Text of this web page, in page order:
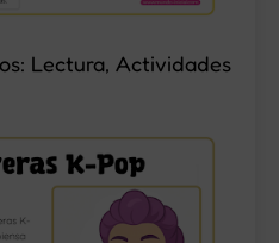
Lectura, Actividades